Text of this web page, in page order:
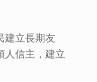
建立長期友
人信主，建立